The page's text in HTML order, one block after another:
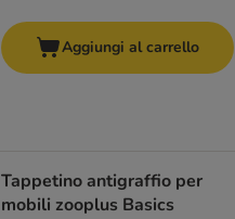
Aggiungi al carrello
Tappetino antigraffio per
mobili zooplus Basics